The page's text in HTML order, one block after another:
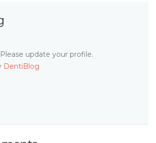
update your profile.
DentiBlog